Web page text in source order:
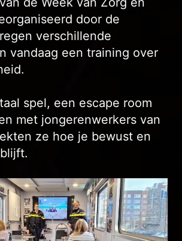
door de
verschillende
vandaag een training over
spel, een escape room
met jongerenwerkers van
ze hoe je bewust en